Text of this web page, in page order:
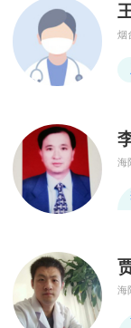
烟
海
海